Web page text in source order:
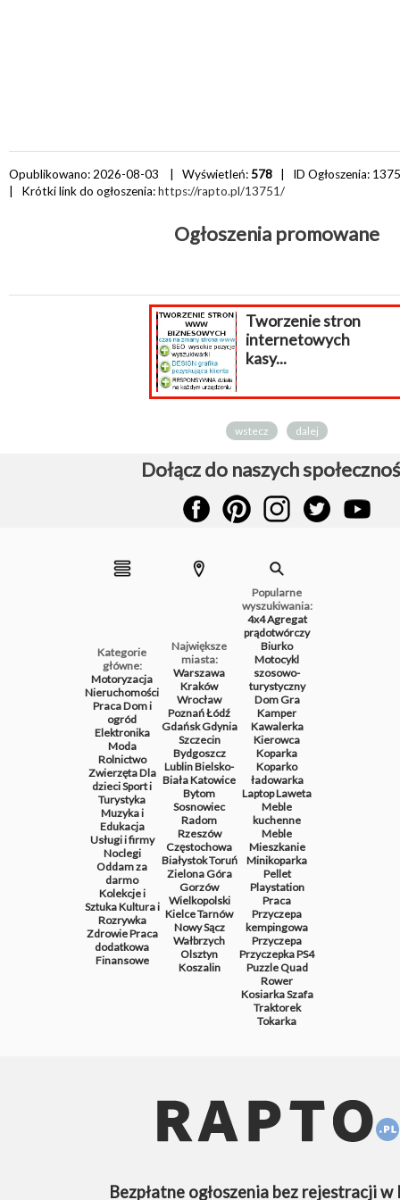
Opublikowano: 2026-08-03 | Wyświetleń: 578 | ID Ogłoszenia:
| Krótki link do ogłoszenia:https://rapto.pl/13751/
Ogłoszenia promowane
Tworzenie stron
internetowych
kasy...
wstecz dalej
Dołącz do naszych
Kategorie
główne:
Motoryzacja
Nieruchomości
PracaDom i
ogród
Elektronika
Moda
Rolnictwo
ZwierzętaDla
dzieciSport i
Turystyka
Muzyka i
Edukacja
Usługi i firmy
Noclegi
Oddam za
darmo
Kolekcje i
SztukaKultura i
Rozrywka
ZdrowiePraca
dodatkowa
Finansowe
Największe
miasta:
Warszawa
Kraków
Wrocław
PoznańŁódź
GdańskGdynia
Szczecin
Bydgoszcz
LublinBielsko-
BiałaKatowice
Bytom
Sosnowiec
Radom
Rzeszów
Częstochowa
BiałystokToruń
Zielona Góra
Gorzów
Wielkopolski
KielceTarnów
Nowy Sącz
Wałbrzych
Olsztyn
Koszalin
Popularne
wyszukiwania:
4x4Agregat
prądotwórczy
Biurko
Motocykl
szosowo-
turystyczny
DomGra
Kamper
Kawalerka
Kierowca
Koparka
Koparko
ładowarka
LaptopLaweta
Meble
kuchenne
Meble
Mieszkanie
Minikoparka
Pellet
Playstation
Praca
Przyczepa
kempingowa
Przyczepa
PrzyczepkaPS4
PuzzleQuad
Rower
KosiarkaSzafa
Traktorek
Tokarka
Bezpłatne ogłoszenia bez rejestracji w